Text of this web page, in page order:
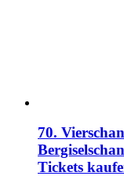
70.
Tickets